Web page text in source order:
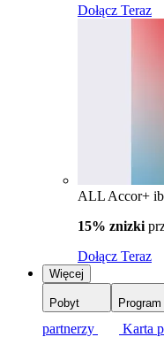
Dołącz Teraz
ALL Accor+
15% znizki
Dołącz Teraz
Więcej
Pobyt
partnerzy
Karta